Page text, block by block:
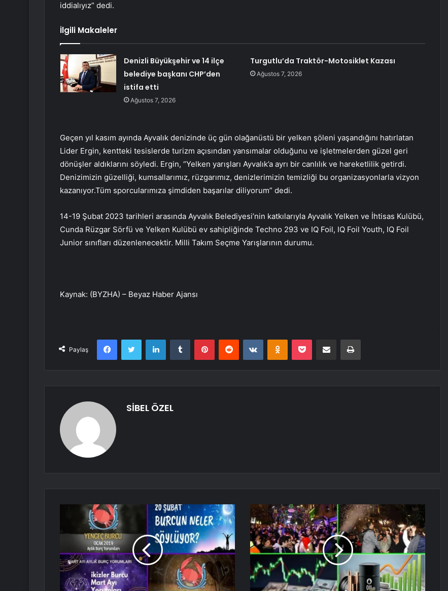
iddialıyız” dedi.
İlgili Makaleler
Denizli Büyükşehir ve 14 ilçe
belediye başkanı CHP’den
istifa etti
Ağustos 7, 2026
Turgutlu’da Traktör-Motosiklet Kazası
Ağustos 7, 2026
Geçen yıl kasım ayında Ayvalık denizinde üç gün olağanüstü bir yelken şöleni yaşandığını hatırlatan
Lider Ergin, kentteki tesislerde turizm açısından yansımalar olduğunu ve işletmelerden güzel geri
dönüşler aldıklarını söyledi. Ergin, “Yelken yarışları Ayvalık’a ayrı bir canlılık ve hareketlilik getirdi.
Denizimizin güzelliği, kumsallarımız, rüzgarımız, denizlerimizin temizliği bu organizasyonlarla vizyon
kazanıyor.Tüm sporcularımıza şimdiden başarılar diliyorum” dedi.
14-19 Şubat 2023 tarihleri ​​arasında Ayvalık Belediyesi’nin katkılarıyla Ayvalık Yelken ve İhtisas Kulübü,
Cunda Rüzgar Sörfü ve Yelken Kulübü ev sahipliğinde Techno 293 ve IQ Foil, IQ Foil Youth, IQ Foil
Junior sınıfları düzenlenecektir. Milli Takım Seçme Yarışlarının durumu.
Kaynak: (BYZHA) – Beyaz Haber Ajansı
Paylaş
FacebookTwitter LinkedInTumblr PinterestReddit VKontakteOdnoklassniki
Pocket E-Posta ile paylaş Yazdır
SİBEL ÖZEL